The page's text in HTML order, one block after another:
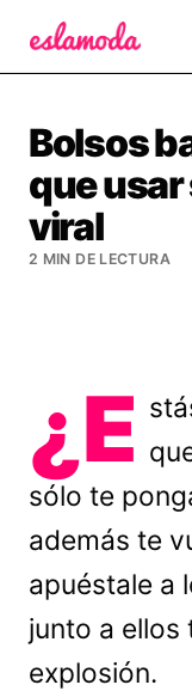
Bolsos
que
viral
2 MIN DE LECTURA
¿E
sólo te
además te
apuéstale a
junto a ellos
explosión.